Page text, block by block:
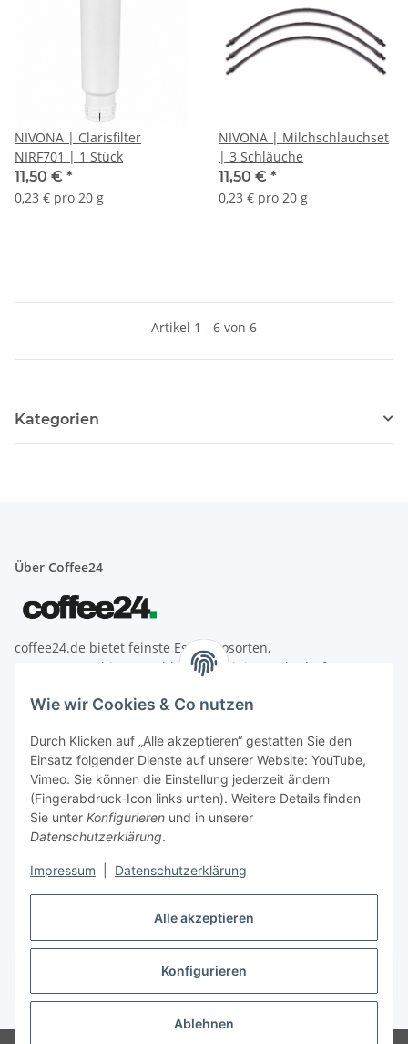
Alle akzeptieren
Konfigurieren
Ablehnen
Wie wir Cookies & Co nutzen
Durch Klicken auf „Alle akzeptieren“ gestatten Sie den
Einsatz folgender Dienste auf unserer Website: YouTube,
Vimeo. Sie können die Einstellung jederzeit ändern
(Fingerabdruck-Icon links unten). Weitere Details finden
Sie unter Konfigurieren und in unserer
Datenschutzerklärung.
Impressum Datenschutzerklärung
NIVONA | Clarisfilter
NIRF701 | 1 Stück
11,50 € *
0,23 € pro 20 g
NIVONA | Milchschlauchset
| 3 Schläuche
11,50 € *
0,23 € pro 20 g
Artikel 1 - 6 von 6
Kategorien
Über Coffee24
coffee24.de bietet feinste Espressosorten,
Espressomaschinen, Mahlwerke, Reinigungsbedarf &
Gesetzliche Informationen
Zahlung
Vertrag widerrufen
* Alle Preise inkl. gesetzlicher USt., zzgl.Versand